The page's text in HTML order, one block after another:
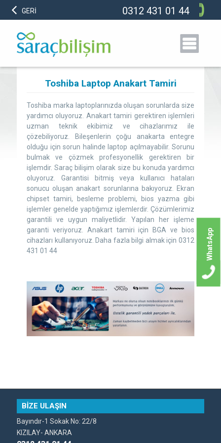
GERİ 0312 431 01 44
Toshiba Laptop Anakart Tamiri
Toshiba marka laptoplarınızda oluşan sorunlarda size
yardımcı oluyoruz. Anakart tamiri gerektiren işlemleri
uzman teknik ekibimiz ve cihazlarımız ile
çözebiliyoruz. Bileşenlerin çoğu anakarta entegre
olduğu için sorun halinde laptop açılmayabilir. Sorunu
bulmak ve çözmek profesyonellik gerektiren bir
işlemdir. Saraç bilişim olarak size bu konuda yardımcı
oluyoruz. Garantisi bitmiş veya kullanıcı hataları
sonucu oluşan anakart sorunlarına bakıyoruz. Ekran
chipset tamiri, besleme problemi, bios yazma gibi
işlemler genelde yaptığımız işlemlerdir. Çözümlerimiz
garantili ve uygun maliyetlidir. Yapılan her işleme
garanti veriyoruz. Anakart tamiri için BGA ve bios
cihazları kullanıyoruz. Daha fazla bilgi almak için 0312
431 01 44
BİZE ULAŞIN
Bayındır-1 Sokak No: 22/8
KIZILAY- ANKARA
WhatsApp